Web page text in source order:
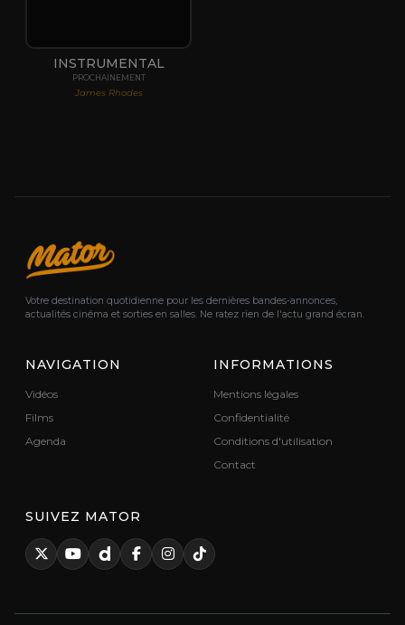
INSTRUMENTAL
PROCHAINEMENT
James Rhodes
Votre destination quotidienne pour les dernières bandes-annonces,
actualités cinéma et sorties en salles. Ne ratez rien de l'actu grand écran.
NAVIGATION
Vidéos
Films
Agenda
INFORMATIONS
Mentions légales
Confidentialité
Conditions d'utilisation
Contact
SUIVEZ MATOR